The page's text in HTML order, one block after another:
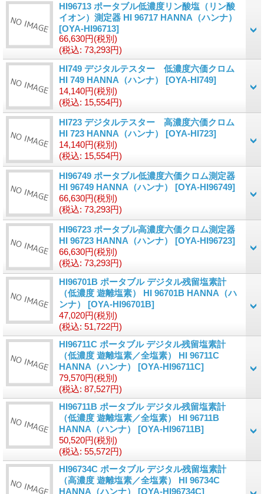
HI96713 ポータブル低濃度リン酸塩（リン酸
イオン）測定器 HI 96717 HANNA（ハンナ）
[OYA-HI96713]
66,630円(税別)
(税込: 73,293円)
HI749 デジタルテスター 低濃度六価クロム
HI 749 HANNA（ハンナ） [OYA-HI749]
14,140円(税別)
(税込: 15,554円)
HI723 デジタルテスター 高濃度六価クロム
HI 723 HANNA（ハンナ） [OYA-HI723]
14,140円(税別)
(税込: 15,554円)
HI96749 ポータブル低濃度六価クロム測定器
HI 96749 HANNA（ハンナ） [OYA-HI96749]
66,630円(税別)
(税込: 73,293円)
HI96723 ポータブル高濃度六価クロム測定器
HI 96723 HANNA（ハンナ） [OYA-HI96723]
66,630円(税別)
(税込: 73,293円)
HI96701B ポータブル デジタル残留塩素計
（低濃度 遊離塩素） HI 96701B HANNA（ハ
ンナ） [OYA-HI96701B]
47,020円(税別)
(税込: 51,722円)
HI96711C ポータブル デジタル残留塩素計
（低濃度 遊離塩素／全塩素） HI 96711C
HANNA（ハンナ） [OYA-HI96711C]
79,570円(税別)
(税込: 87,527円)
HI96711B ポータブル デジタル残留塩素計
（低濃度 遊離塩素／全塩素） HI 96711B
HANNA（ハンナ） [OYA-HI96711B]
50,520円(税別)
(税込: 55,572円)
HI96734C ポータブル デジタル残留塩素計
（高濃度 遊離塩素／全塩素） HI 96734C
HANNA（ハンナ） [OYA-HI96734C]